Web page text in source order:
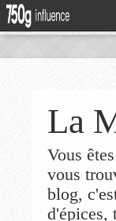
La
Vous
vous
blog,
d'épices,